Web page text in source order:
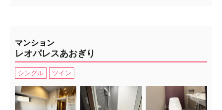
マンション
レオパレスあおぎり
シングル ツイン